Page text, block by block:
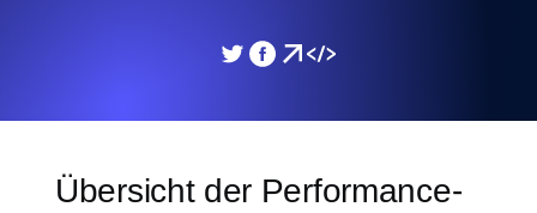
Übersicht der Performance-